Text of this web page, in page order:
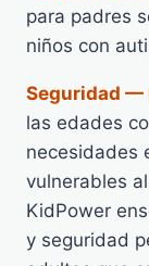
para padres
niños con
Seguridad —
las edades
necesidades
vulnerables
KidPower
y seguridad